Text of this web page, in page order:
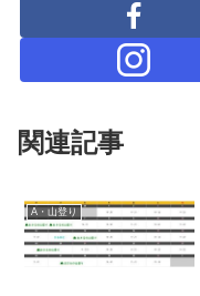
関連記事
A・山登り